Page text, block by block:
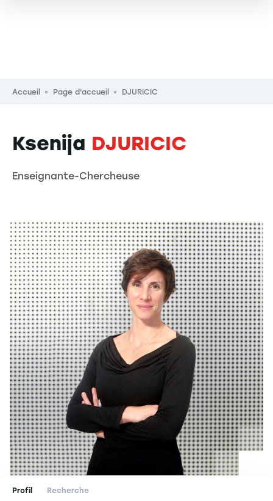
Fil d'Ariane
Accueil Page d'accueil DJURICIC
Ksenija DJURICIC
Enseignante-Chercheuse
Profil Recherche